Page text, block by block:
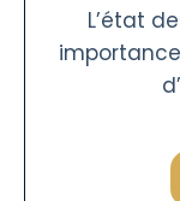
L’état